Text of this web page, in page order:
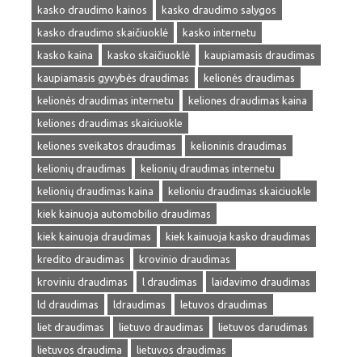
kasko draudimo kainos
kasko draudimo salygos
kasko draudimo skaičiuoklė
kasko internetu
kasko kaina
kasko skaičiuoklė
kaupiamasis draudimas
kaupiamasis gyvybės draudimas
kelionės draudimas
kelionės draudimas internetu
keliones draudimas kaina
keliones draudimas skaiciuokle
keliones sveikatos draudimas
kelioninis draudimas
kelionių draudimas
kelionių draudimas internetu
kelionių draudimas kaina
kelioniu draudimas skaiciuokle
kiek kainuoja automobilio draudimas
kiek kainuoja draudimas
kiek kainuoja kasko draudimas
kredito draudimas
krovinio draudimas
kroviniu draudimas
l draudimas
laidavimo draudimas
ld draudimas
ldraudimas
letuvos draudimas
liet draudimas
lietuvo draudimas
lietuvos darudimas
lietuvos draudima
lietuvos draudimas